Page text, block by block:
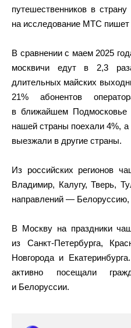
путешественников в
на исследование МТС пишет
В сравнении с маем 2025
москвичи едут в 2,3
длительных майских
21% абонентов
в ближайшем Подмосковье
нашей страны поехали 4%,
выезжали в другие страны.
Из российских регионов
Владимир, Калугу, Тверь,
направлений — Белоруссию,
В Москву на праздники
из Санкт-Петербурга,
Новгорода и
активно посещали
и Белоруссии.